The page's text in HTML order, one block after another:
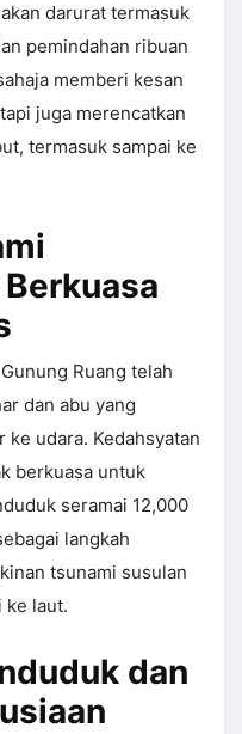
darurat termasuk
pemindahan ribuan
memberi kesan
juga merencatkan
termasuk sampai ke
Ruang telah
dan abu yang
udara. Kedahsyatan
berkuasa untuk
seramai 12,000
langkah
tsunami susulan
ke laut.
dan